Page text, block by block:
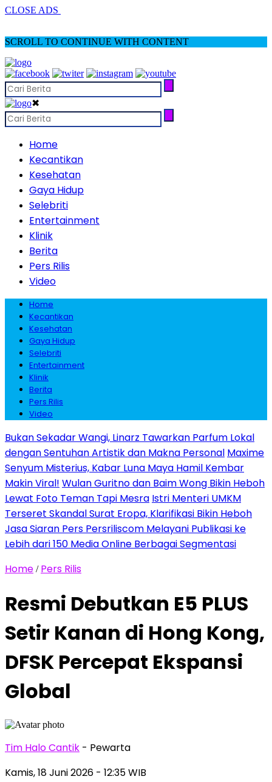
CLOSE ADS
SCROLL TO CONTINUE WITH CONTENT
✖
Home
Kecantikan
Kesehatan
Gaya Hidup
Selebriti
Entertainment
Klinik
Berita
Pers Rilis
Video
Home
Kecantikan
Kesehatan
Gaya Hidup
Selebriti
Entertainment
Klinik
Berita
Pers Rilis
Video
Bukan Sekadar Wangi, Linarz Tawarkan Parfum Lokal
dengan Sentuhan Artistik dan Makna Personal Maxime
Senyum Misterius, Kabar Luna Maya Hamil Kembar
Makin Viral! Wulan Guritno dan Baim Wong Bikin Heboh
Lewat Foto Teman Tapi Mesra Istri Menteri UMKM
Terseret Skandal Surat Eropa, Klarifikasi Bikin Heboh
Jasa Siaran Pers Persriliscom Melayani Publikasi ke
Lebih dari 150 Media Online Berbagai Segmentasi
Home / Pers Rilis
Resmi Debutkan E5 PLUS
Setir Kanan di Hong Kong,
DFSK Percepat Ekspansi
Global
Tim Halo Cantik - Pewarta
Kamis, 18 Juni 2026 - 12:35 WIB